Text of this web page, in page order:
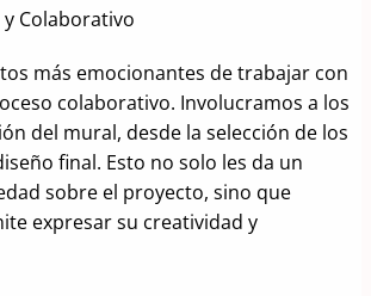
Colaborativo
más emocionantes de trabajar con
colaborativo. Involucramos a los
del mural, desde la selección de los
final. Esto no solo les da un
sobre el proyecto, sino que
expresar su creatividad y